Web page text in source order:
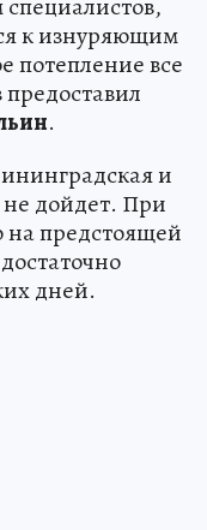
к изнуряющим
потепление все
.
и
дойдет. При
на предстоящей
дней.